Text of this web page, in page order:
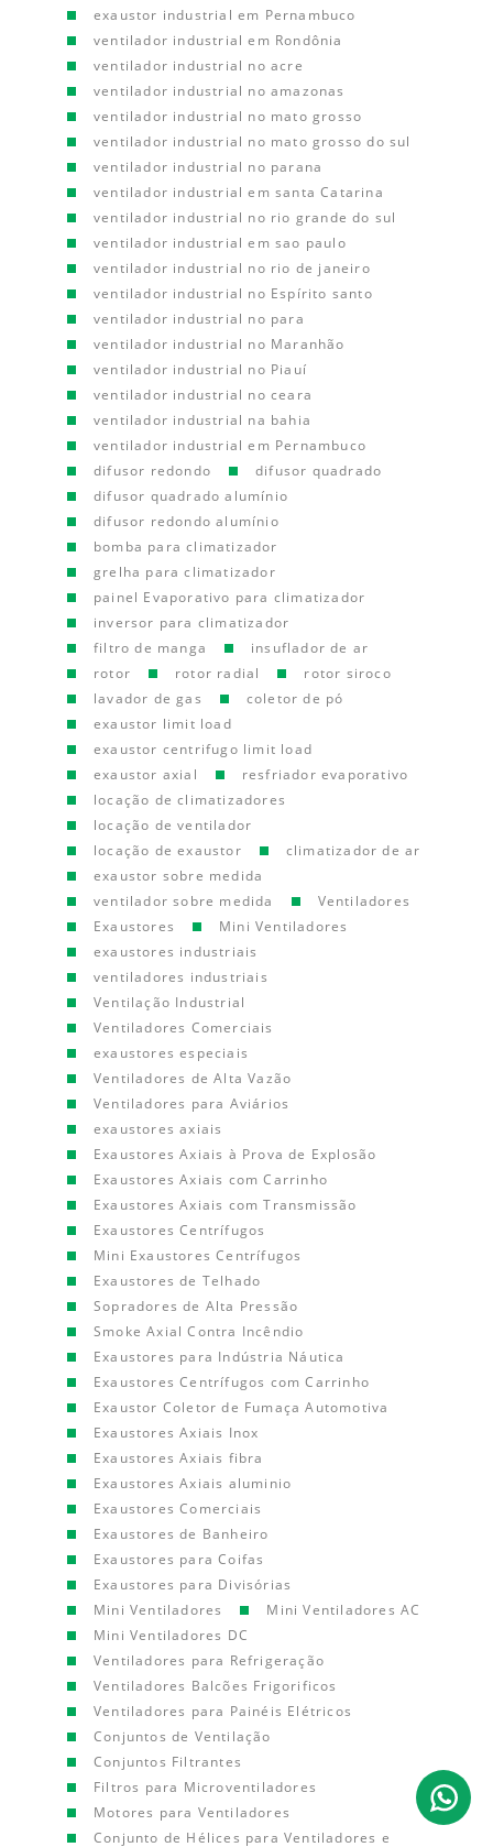
exaustor industrial em Pernambuco
ventilador industrial em Rondônia
ventilador industrial no acre
ventilador industrial no amazonas
ventilador industrial no mato grosso
ventilador industrial no mato grosso do sul
ventilador industrial no parana
ventilador industrial em santa Catarina
ventilador industrial no rio grande do sul
ventilador industrial em sao paulo
ventilador industrial no rio de janeiro
ventilador industrial no Espírito santo
ventilador industrial no para
ventilador industrial no Maranhão
ventilador industrial no Piauí
ventilador industrial no ceara
ventilador industrial na bahia
ventilador industrial em Pernambuco
difusor redondo
difusor quadrado
difusor quadrado alumínio
difusor redondo alumínio
bomba para climatizador
grelha para climatizador
painel Evaporativo para climatizador
inversor para climatizador
filtro de manga
insuflador de ar
rotor
rotor radial
rotor siroco
lavador de gas
coletor de pó
exaustor limit load
exaustor centrifugo limit load
exaustor axial
resfriador evaporativo
locação de climatizadores
locação de ventilador
locação de exaustor
climatizador de ar
exaustor sobre medida
ventilador sobre medida
Ventiladores
Exaustores
Mini Ventiladores
exaustores industriais
ventiladores industriais
Ventilação Industrial
Ventiladores Comerciais
exaustores especiais
Ventiladores de Alta Vazão
Ventiladores para Aviários
exaustores axiais
Exaustores Axiais à Prova de Explosão
Exaustores Axiais com Carrinho
Exaustores Axiais com Transmissão
Exaustores Centrífugos
Mini Exaustores Centrífugos
Exaustores de Telhado
Sopradores de Alta Pressão
Smoke Axial Contra Incêndio
Exaustores para Indústria Náutica
Exaustores Centrífugos com Carrinho
Exaustor Coletor de Fumaça Automotiva
Exaustores Axiais Inox
Exaustores Axiais fibra
Exaustores Axiais aluminio
Exaustores Comerciais
Exaustores de Banheiro
Exaustores para Coifas
Exaustores para Divisórias
Mini Ventiladores
Mini Ventiladores AC
Mini Ventiladores DC
Ventiladores para Refrigeração
Ventiladores Balcões Frigorificos
Ventiladores para Painéis Elétricos
Conjuntos de Ventilação
Conjuntos Filtrantes
Filtros para Microventiladores
Motores para Ventiladores
Conjunto de Hélices para Ventiladores e